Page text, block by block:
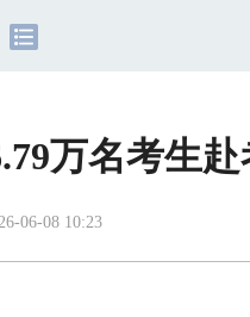
万名考生赴
06-08 10:23